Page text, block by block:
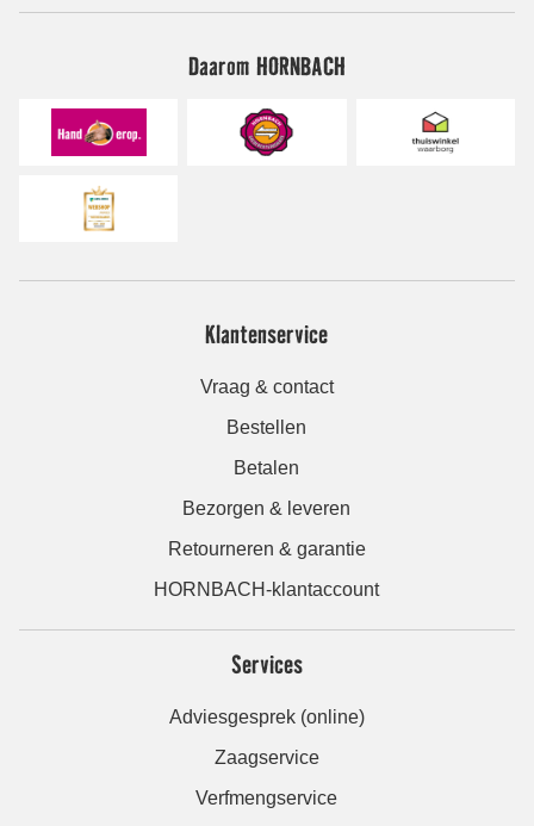
Daarom HORNBACH
Klantenservice
Vraag & contact
Bestellen
Betalen
Bezorgen & leveren
Retourneren & garantie
HORNBACH-klantaccount
Services
Adviesgesprek (online)
Zaagservice
Verfmengservice